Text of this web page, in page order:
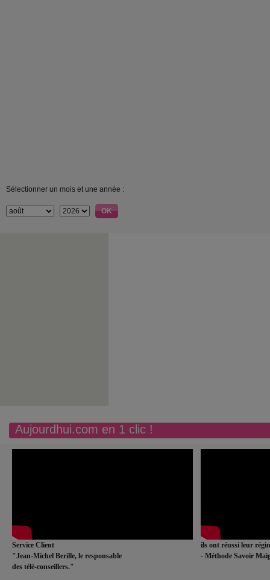
Sélectionner un mois et une année :
Aujourdhui.com en 1 clic !
Service Client
"Jean-Michel Berille, le responsable
des télé-conseillers."
ils ont réussi leur
- Méthode Savoir